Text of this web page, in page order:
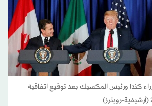
كندا ورئيس المكسيك بعد توقيع اتفاقية